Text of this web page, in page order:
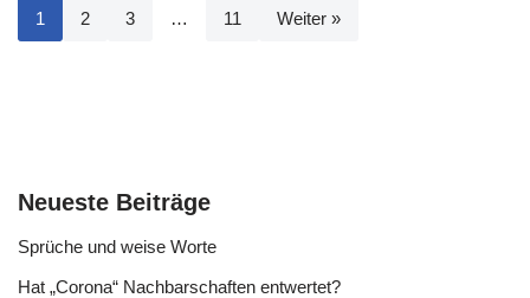
1 2 3 … 11 Weiter »
Neueste Beiträge
Sprüche und weise Worte
Hat „Corona“ Nachbarschaften entwertet?